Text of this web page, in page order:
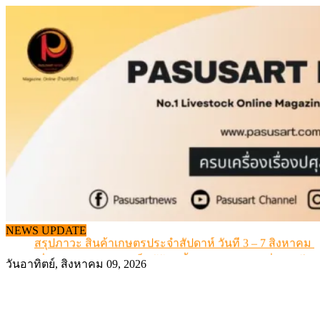
content
NEWS UPDATE
เดินหน้าดัน “ราคากลางโคเนื้อ” แก้ปัญหาราคาโคเนื้อตก
สรุปภาวะ สินค้าเกษตรประจำสัปดาห์ วันที่ 3 – 7 สิงหาคม
เมื่อเกษตรกรถูกมองเป็นผู้ร้ายเบื้องหลังราคาหมูที่สังคมไม่
วันอาทิตย์, สิงหาคม 09, 2026